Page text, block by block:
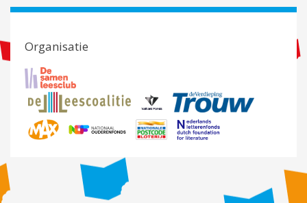
Organisatie